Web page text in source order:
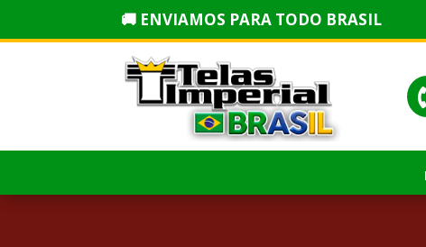
🚚 ENVIAMOS PARA TODO BRASIL